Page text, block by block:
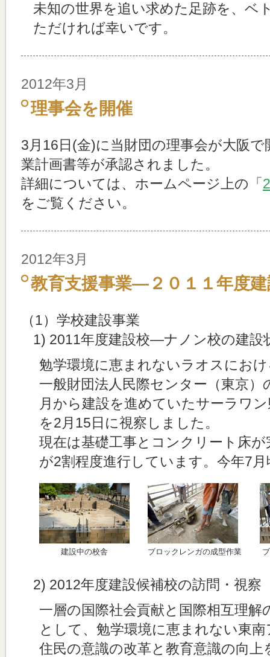
未知の世界を追い求めた足跡を、ベ
ただければ幸いです。
2012年3月
理事会を開催
3月16日(金)に当財団の理事会が大阪
業計画書等が承認されました。
詳細については、ホームページ上の「
をご覧ください。
2012年3月
教育支援事業―２０１１年度
（1）学校建設事業
1) 2011年度建設校―ナノン校の建
勉学環境に恵まれないラオスにお
一般財団法人民際センター（東京
月から建設を進めていたサーラワ
を2月15日に視察しました。
現在は基礎工事とコンクリート床
が2割程度進行しています。今年7
建設中の校舎 ブロックレンガの成型作業
2) 2012年度建設候補校の訪問・視察
一層の国際社会貢献と国際相互理
として、勉学環境に恵まれない東
住民の意識の改革と教育意識の向